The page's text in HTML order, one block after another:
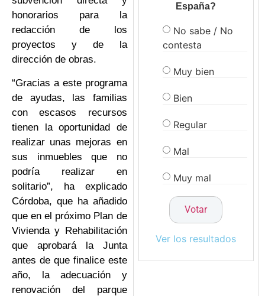
honorarios para la
redacción de los
proyectos y de la
dirección de obras.
“Gracias a este programa
de ayudas, las familias
con escasos recursos
tienen la oportunidad de
realizar unas mejoras en
sus inmuebles que no
podría realizar en
solitario”, ha explicado
Córdoba, que ha añadido
que en el próximo Plan de
Vivienda y Rehabilitación
que aprobará la Junta
antes de que finalice este
año, la adecuación y
renovación del parque
España?
No sabe / No
contesta
Muy bien
Bien
Regular
Mal
Muy mal
Ver los resultados